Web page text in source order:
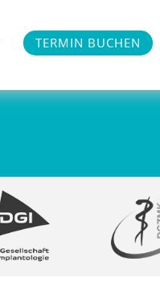
TERMIN BUCHEN